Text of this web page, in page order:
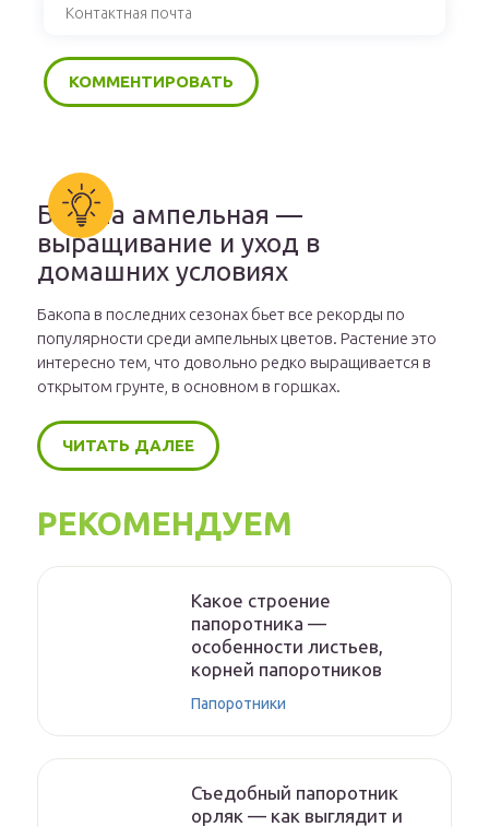
Бакопа ампельная —
выращивание и уход в
домашних условиях
Бакопа в последних сезонах бьет все рекорды по
популярности среди ампельных цветов. Растение это
интересно тем, что довольно редко выращивается в
открытом грунте, в основном в горшках.
ЧИТАТЬ ДАЛЕЕ
РЕКОМЕНДУЕМ
Какое строение
папоротника —
особенности листьев,
корней папоротников
Папоротники
Съедобный папоротник
орляк — как выглядит и